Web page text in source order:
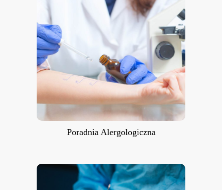
Poradnia Alergologiczna
Poradnia Alergologiczna